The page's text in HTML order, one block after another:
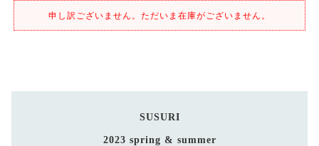
申し訳ございません。ただいま在庫がございません。
SUSURI
2023 spring & summer